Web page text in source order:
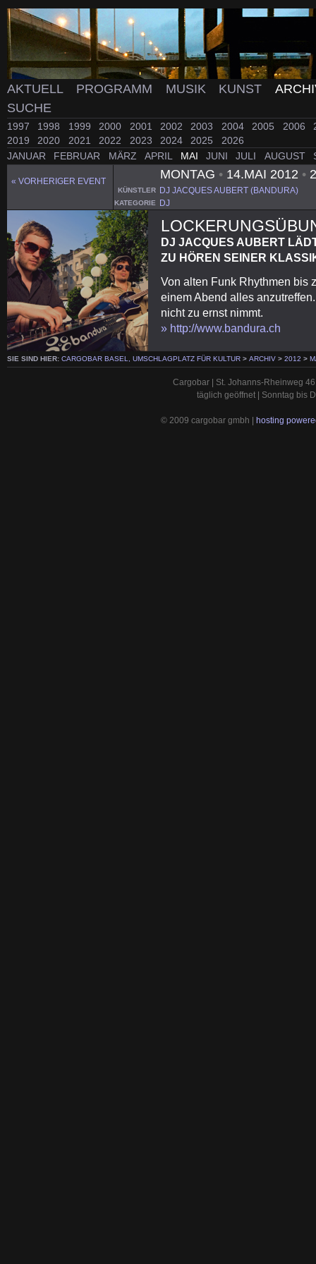
AKTUELL PROGRAMM MUSIK KUNST
SUCHE
1997 1998 1999 2000 2001 2002 2003 2004 2005 2006
2019
2020 2021 2022 2023 2024 2025
2026
JANUAR
FEBRUAR MÄRZ APRIL MAI JUNI JULI AUGUST
« VORHERIGER EVENT
MONTAG •14.MAI 2012 •
KÜNSTLER DJ JACQUES AUBERT (BANDURA)
KATEGORIE DJ
DJ JACQUES AUBERT
ZU HÖREN SEINER
Von alten Funk Rhythmen bis
einem Abend alles
nicht zu ernst nimmt.
» http://www.bandura.ch
SIE SIND HIER: CARGOBAR BASEL, UMSCHLAGPLATZ FÜR KULTUR > ARCHIV > 2012 >
Cargobar | St. Johanns-Rheinweg
täglich geöffnet | Sonntag bis
© 2009 cargobar gmbh | hosting